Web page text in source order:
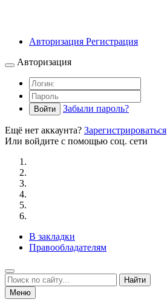
Авторизация Регистрация
Авторизация
Войти Забыли пароль?
Ещё нет аккаунта? Зарегистрироваться
Или войдите с помощью соц. сети
В закладки
Правообладателям
Найти
Меню